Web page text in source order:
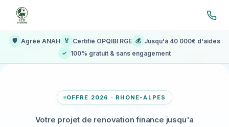
🛡️ Agréé ANAH 🏅 Certifié OPQIBI RGE 💰 Jusqu'à 40 000€ d'aides
✓ 100% gratuit & sans engagement